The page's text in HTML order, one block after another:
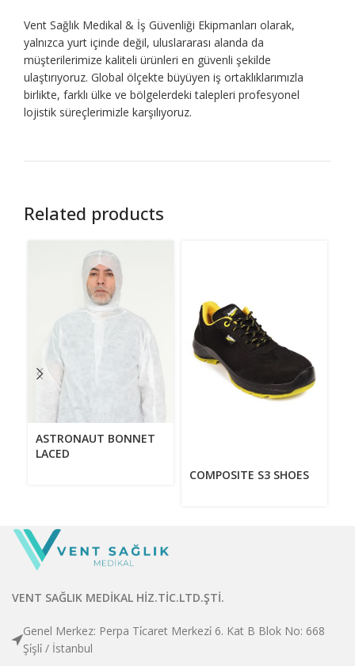
Vent Sağlık Medikal & İş Güvenliği Ekipmanları olarak,
yalnızca yurt içinde değil, uluslararası alanda da
müşterilerimize kaliteli ürünleri en güvenli şekilde
ulaştırıyoruz. Global ölçekte büyüyen iş ortaklıklarımızla
birlikte, farklı ülke ve bölgelerdeki talepleri profesyonel
lojistik süreçlerimizle karşılıyoruz.
Related products
ASTRONAUT BONNET
LACED
COMPOSITE S3 SHOES
VENT SAĞLIK MEDİKAL HİZ.TİC.LTD.ŞTİ.
Genel Merkez: Perpa Ti̇caret Merkezi̇ 6. Kat B Blok No: 668
Şi̇şli̇ / İstanbul